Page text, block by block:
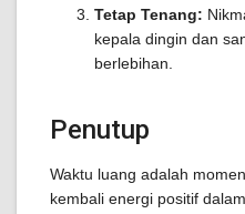
Tetap Tenang:
kepala dingin dan
berlebihan.
Penutup
Waktu luang adalah
kembali energi positif